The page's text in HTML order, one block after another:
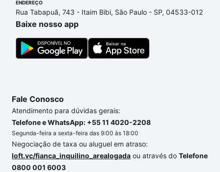
um apartamento
o imóvel dos seus sonhos com segurança e
conforto. Loft, com você até as chaves.
ENDEREÇO
Rua Tabapuã, 743 - Itaim Bibi, São Paulo - SP, 04533-012
Baixe nosso app
Fale Conosco
Atendimento para dúvidas gerais:
Telefone e WhatsApp: +55 11 4020-2208
Segunda-feira a sexta-feira das 9:00 às 18:00
Negociação de taxa ou aluguel em atraso:
loft.vc/fianca_inquilino_arealogada ou através do Telefone
0800 001 6003